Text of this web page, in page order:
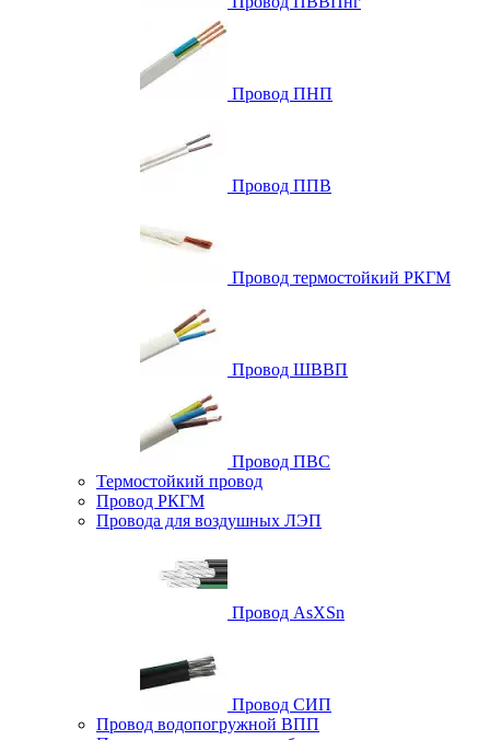
Провод ПНП
Провод ППВ
Провод термостойкий РКГМ
Провод ШВВП
Провод ПВС
Термостойкий провод
Провод РКГМ
Провода для воздушных ЛЭП
Провод AsXSn
Провод СИП
Провод водопогружной ВПП